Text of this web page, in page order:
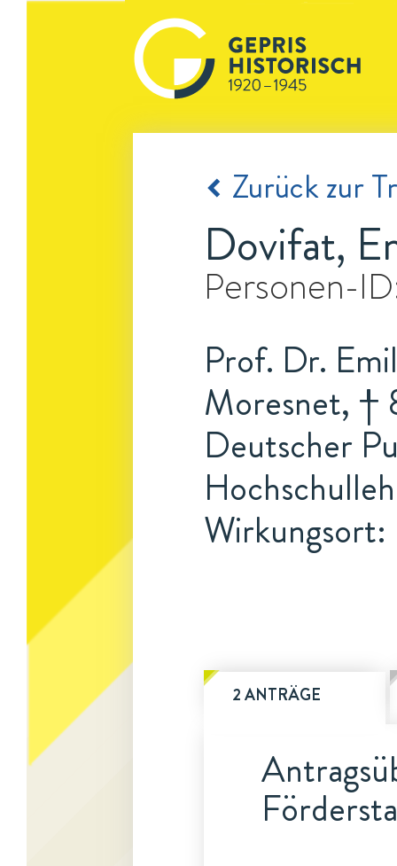
Zurück zur
Dovifat,
Personen-
Prof. Dr.
Moresnet, †
Deutscher
2 ANTRÄGE